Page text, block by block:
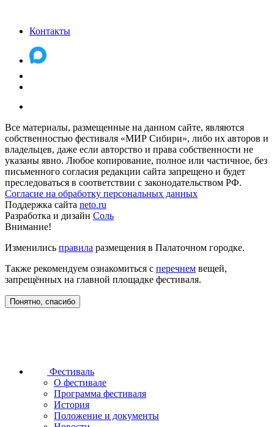
Контакты
Все материалы, размещенные на данном сайте, являются
собственностью фестиваля «МИР Сибири», либо их авторов и
владельцев, даже если авторство и права собственности не
указаны явно. Любое копирование, полное или частичное, без
письменного согласия редакции сайта запрещено и будет
преследоваться в соответствии с законодательством РФ.
Согласие на обработку персональных данных
Поддержка сайта neto.ru
Разработка и дизайн Соль
Внимание!
Изменились правила размещения в Палаточном городке.
Также рекомендуем ознакомиться с перечнем вещей,
запрещённых на главной площадке фестиваля.
Понятно, спасибо
Фестиваль
О фестивале
Программа фестиваля
История
Положение и документы